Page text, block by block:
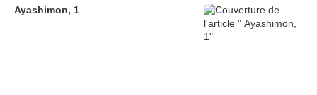
Ayashimon, 1